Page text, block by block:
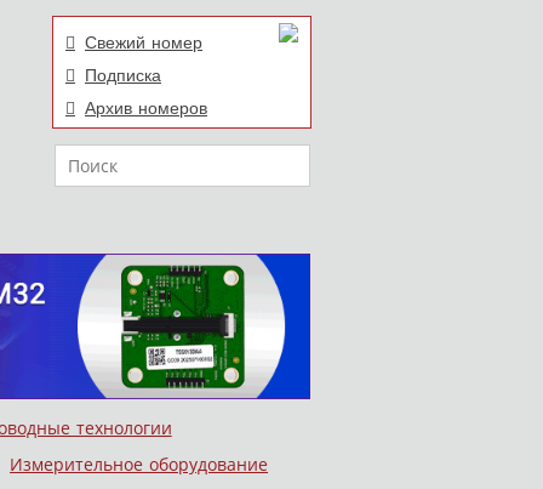
Свежий номер
Подписка
Архив номеров
Поиск
технологии
Измерительное оборудование